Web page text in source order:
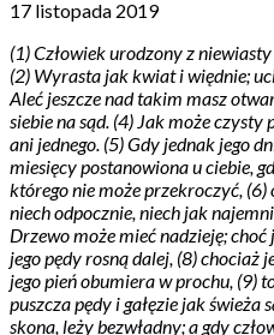
17 listopada 2019
(1) Człowiek urodzony z
(2) Wyrasta jak kwiat i więdnie;
Aleć jeszcze nad takim masz
siebie na sąd. (4) Jak może
ani jednego. (5) Gdy jednak jego
miesięcy postanowiona u ciebie,
którego nie może przekroczyć,
niech odpocznie, niech jak
Drzewo może mieć nadzieję; choć
jego pędy rosną dalej, (8) chociaż
jego pień obumiera w prochu, (9)
puszcza pędy i gałęzie jak świeża
skona, leży bezwładny; a gdy